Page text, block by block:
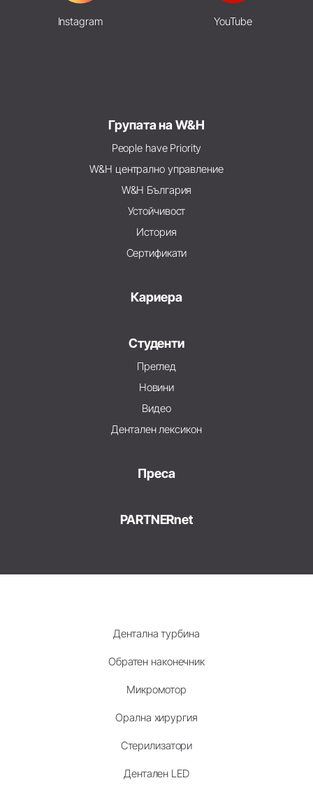
Instagram YouTube
Групата на W&H
People have Priority
W&H централно управление
W&H България
Устойчивост
История
Сертификати
Кариера
Студенти
Преглед
Новини
Видео
Дентален лексикон
Преса
PARTNERnet
Дентална турбина
Обратен наконечник
Микромотор
Орална хирургия
Стерилизатори
Дентален LED